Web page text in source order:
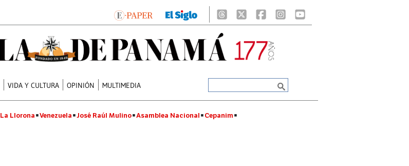
VIDA Y CULTURA OPINIÓN MULTIMEDIA
La Llorona Venezuela José Raúl Mulino Asamblea Nacional Cepanim